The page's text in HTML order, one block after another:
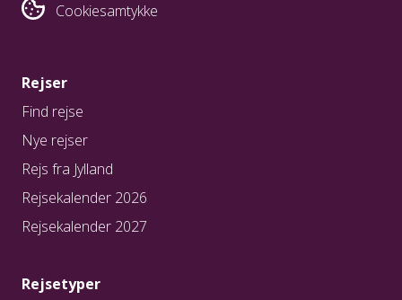
Cookiesamtykke
Rejser
Find rejse
Nye rejser
Rejs fra Jylland
Rejsekalender 2026
Rejsekalender 2027
Rejsetyper